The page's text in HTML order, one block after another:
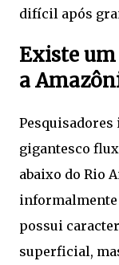
difícil após
Existe
a
gigantesco
abaixo do Rio
informalmente
possui
superficial,